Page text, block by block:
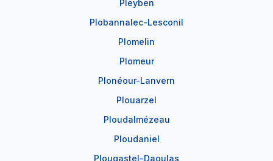
Pleyben
Plobannalec-Lesconil
Plomelin
Plomeur
Plonéour-Lanvern
Plouarzel
Ploudalmézeau
Ploudaniel
Plougastel-Daoulas